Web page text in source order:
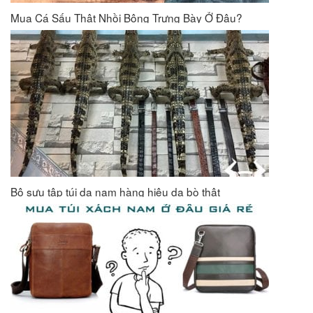
Mua Cá Sấu Thật Nhồi Bông Trưng Bày Ở Đâu?
Bộ sưu tập túi da nam hàng hiệu da bò thật